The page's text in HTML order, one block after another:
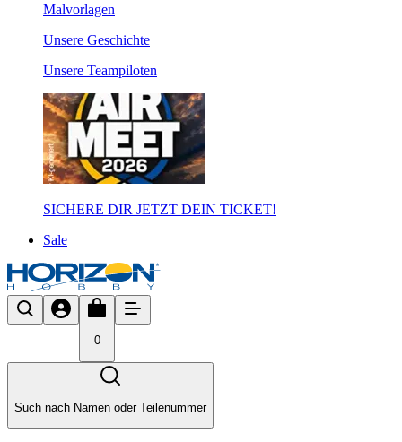
Malvorlagen
Unsere Geschichte
Unsere Teampiloten
SICHERE DIR JETZT DEIN TICKET!
Sale
0
Such nach Namen oder Teilenummer